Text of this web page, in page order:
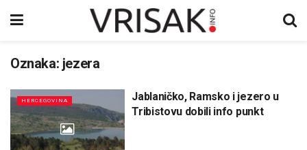
Oznaka: jezera
HERCEGOVINA
Jablaničko, Ramsko i jezero u
Tribistovu dobili info punkt